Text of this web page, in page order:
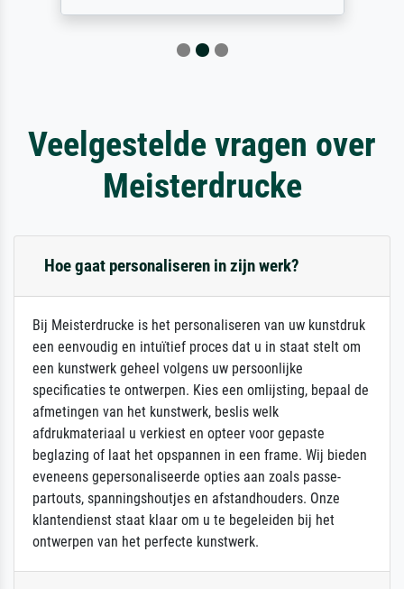
Veelgestelde vragen over
Meisterdrucke
Hoe gaat personaliseren in zijn werk?
Bij Meisterdrucke is het personaliseren van uw kunstdruk
een eenvoudig en intuïtief proces dat u in staat stelt om
een kunstwerk geheel volgens uw persoonlijke
specificaties te ontwerpen. Kies een omlijsting, bepaal de
afmetingen van het kunstwerk, beslis welk
afdrukmateriaal u verkiest en opteer voor gepaste
beglazing of laat het opspannen in een frame. Wij bieden
eveneens gepersonaliseerde opties aan zoals passe-
partouts, spanningshoutjes en afstandhouders. Onze
klantendienst staat klaar om u te begeleiden bij het
ontwerpen van het perfecte kunstwerk.